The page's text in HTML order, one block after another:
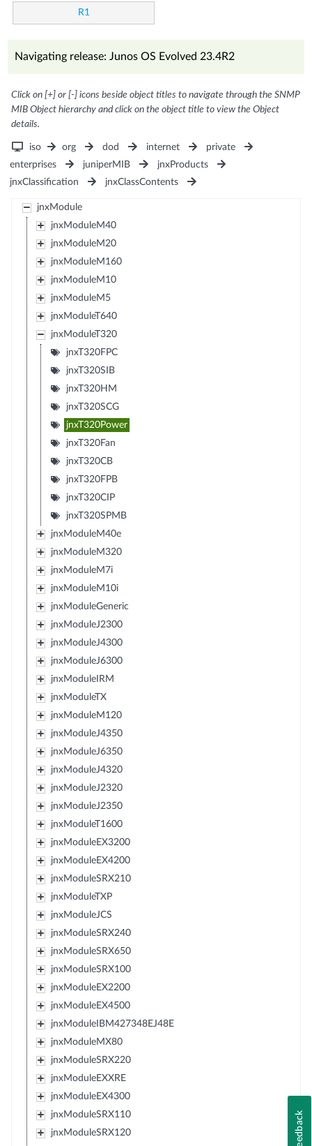
R1
Navigating release: Junos OS Evolved 23.4R2
Click on [+] or [-] icons beside object titles to navigate through the SNMP
MIB Object hierarchy and click on the object title to view the Object
details.
iso org dod internet
private
enterprises
juniperMIB
jnxProducts
jnxClassification
jnxClassContents
jnxModule
jnxModuleM40
jnxModuleM20
jnxModuleM160
jnxModuleM10
jnxModuleM5
jnxModuleT640
jnxModuleT320
jnxT320FPC
jnxT320SIB
jnxT320HM
jnxT320SCG
jnxT320Power
jnxT320Fan
jnxT320CB
jnxT320FPB
jnxT320CIP
jnxT320SPMB
jnxModuleM40e
jnxModuleM320
jnxModuleM7i
jnxModuleM10i
jnxModuleGeneric
jnxModuleJ2300
jnxModuleJ4300
jnxModuleJ6300
jnxModuleIRM
jnxModuleTX
jnxModuleM120
jnxModuleJ4350
jnxModuleJ6350
jnxModuleJ4320
jnxModuleJ2320
jnxModuleJ2350
jnxModuleT1600
jnxModuleEX3200
jnxModuleEX4200
jnxModuleSRX210
jnxModuleTXP
jnxModuleJCS
jnxModuleSRX240
jnxModuleSRX650
jnxModuleSRX100
jnxModuleEX2200
jnxModuleEX4500
jnxModuleIBM427348EJ48E
jnxModuleMX80
jnxModuleSRX220
jnxModuleEXXRE
jnxModuleEX4300
jnxModuleSRX110
jnxModuleSRX120
Feedback